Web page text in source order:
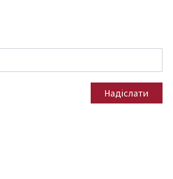
Надіслати